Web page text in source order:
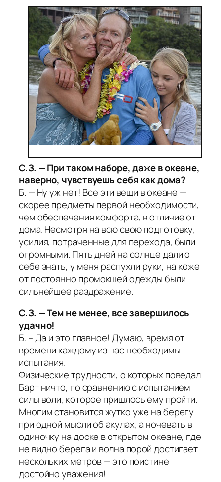
С.З. — При таком наборе, даже в океане,
наверно, чувствуешь себя как дома?
Б. — Ну уж нет! Все эти вещи в океане —
скорее предметы первой необходимости,
чем обеспечения комфорта, в отличие от
дома. Несмотря на всю свою подготовку,
усилия, потраченные для перехода, были
огромными. Пять дней на солнце дали о
себе знать, у меня распухли руки, на коже
от постоянно промокшей одежды были
сильнейшее раздражение.
С.З. — Тем не менее, все завершилось
удачно!
Б. – Да и это главное! Думаю, время от
времени каждому из нас необходимы
испытания.
Физические трудности, о которых поведал
Барт ничто, по сравнению с испытанием
силы воли, которое пришлось ему пройти.
Многим становится жутко уже на берегу
при одной мысли об акулах, а ночевать в
одиночку на доске в открытом океане, где
не видно берега и волна порой достигает
нескольких метров — это поистине
достойно уважения!